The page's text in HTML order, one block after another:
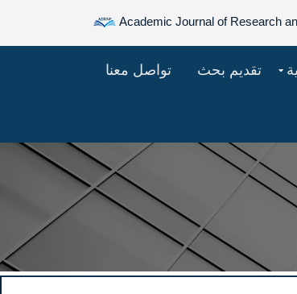
Academic Journal of Research
تقديم بحث تواصل معنا